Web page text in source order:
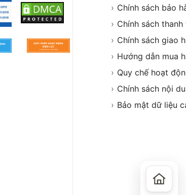
› Chính sách bảo
› Chính sách thanh
› Chính sách giao
› Hướng dẫn mua
› Quy chế hoạt
› Chính sách nội
› Bảo mật dữ liệu